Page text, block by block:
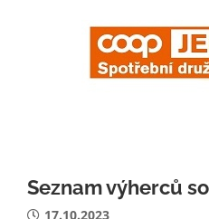
Seznam výherců
17.10.2023